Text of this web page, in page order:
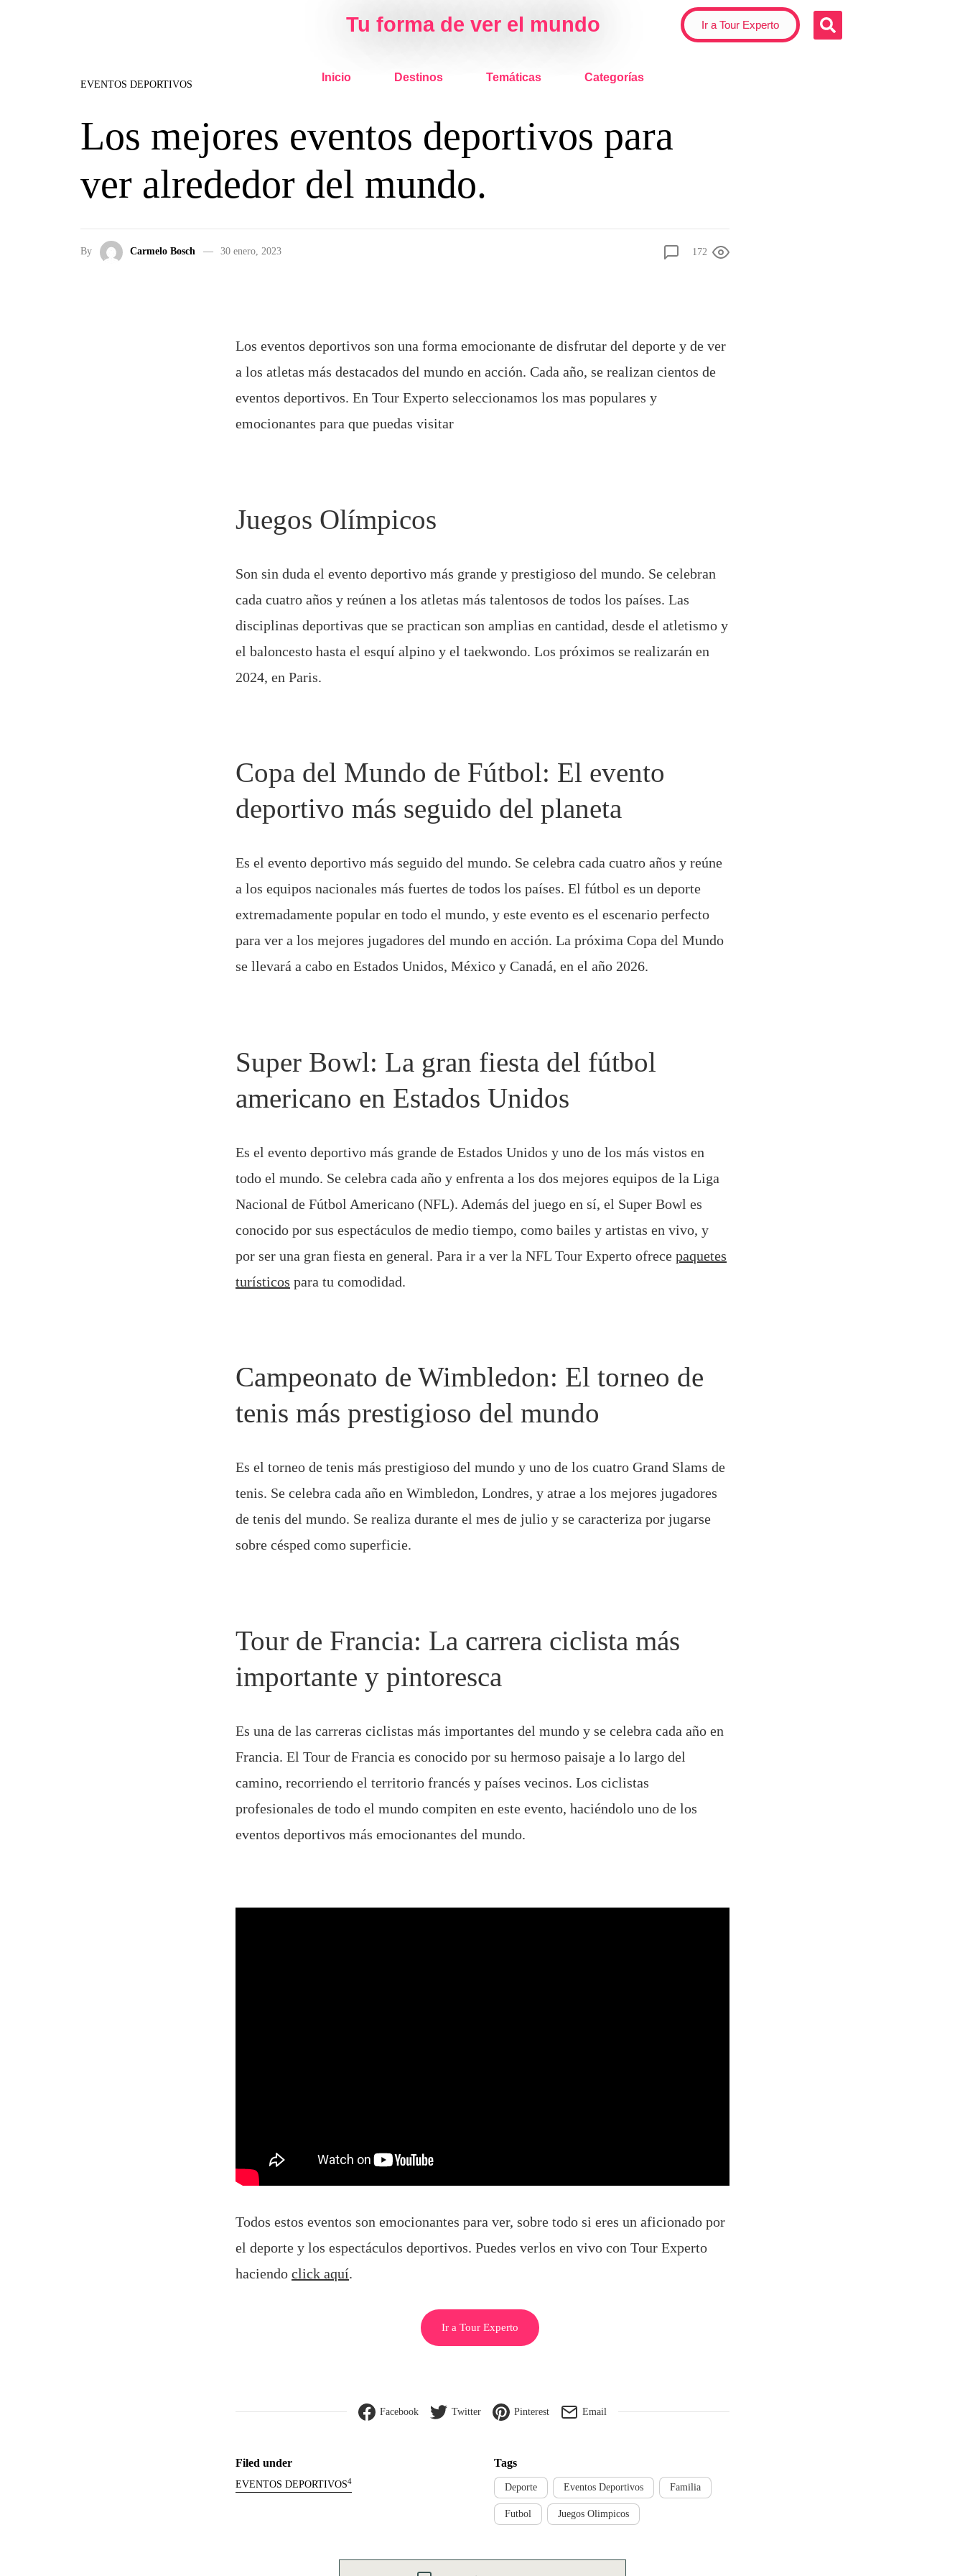
Tu forma de ver el mundo Ir a Tour Experto
Inicio Destinos Temáticas Categorías
EVENTOS DEPORTIVOS
Los mejores eventos deportivos para
ver alrededor del mundo.
By Carmelo Bosch 30 enero, 2023 172
Los eventos deportivos son una forma emocionante de disfrutar del deporte y de ver
a los atletas más destacados del mundo en acción. Cada año, se realizan cientos de
eventos deportivos. En Tour Experto seleccionamos los mas populares y
emocionantes para que puedas visitar
Juegos Olímpicos
Son sin duda el evento deportivo más grande y prestigioso del mundo. Se celebran
cada cuatro años y reúnen a los atletas más talentosos de todos los países. Las
disciplinas deportivas que se practican son amplias en cantidad, desde el atletismo y
el baloncesto hasta el esquí alpino y el taekwondo. Los próximos se realizarán en
2024, en Paris.
Copa del Mundo de Fútbol: El evento
deportivo más seguido del planeta
Es el evento deportivo más seguido del mundo. Se celebra cada cuatro años y reúne
a los equipos nacionales más fuertes de todos los países. El fútbol es un deporte
extremadamente popular en todo el mundo, y este evento es el escenario perfecto
para ver a los mejores jugadores del mundo en acción. La próxima Copa del Mundo
se llevará a cabo en Estados Unidos, México y Canadá, en el año 2026.
Super Bowl: La gran fiesta del fútbol
americano en Estados Unidos
Es el evento deportivo más grande de Estados Unidos y uno de los más vistos en
todo el mundo. Se celebra cada año y enfrenta a los dos mejores equipos de la Liga
Nacional de Fútbol Americano (NFL). Además del juego en sí, el Super Bowl es
conocido por sus espectáculos de medio tiempo, como bailes y artistas en vivo, y
por ser una gran fiesta en general. Para ir a ver la NFL Tour Experto ofrece paquetes
turísticos para tu comodidad.
Campeonato de Wimbledon: El torneo de
tenis más prestigioso del mundo
Es el torneo de tenis más prestigioso del mundo y uno de los cuatro Grand Slams de
tenis. Se celebra cada año en Wimbledon, Londres, y atrae a los mejores jugadores
de tenis del mundo. Se realiza durante el mes de julio y se caracteriza por jugarse
sobre césped como superficie.
Tour de Francia: La carrera ciclista más
importante y pintoresca
Es una de las carreras ciclistas más importantes del mundo y se celebra cada año en
Francia. El Tour de Francia es conocido por su hermoso paisaje a lo largo del
camino, recorriendo el territorio francés y países vecinos. Los ciclistas
profesionales de todo el mundo compiten en este evento, haciéndolo uno de los
eventos deportivos más emocionantes del mundo.
Todos estos eventos son emocionantes para ver, sobre todo si eres un aficionado por
el deporte y los espectáculos deportivos. Puedes verlos en vivo con Tour Experto
haciendo click aquí.
Ir a Tour Experto
Facebook Twitter Pinterest Email
Filed under
EVENTOS DEPORTIVOS4
Tags
Deporte Eventos Deportivos Familia
Futbol Juegos Olimpicos